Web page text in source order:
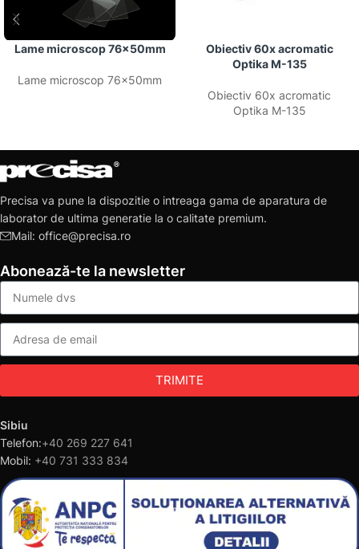
Lame microscop 76x50mm
Lame microscop 76x50mm
Obiectiv 60x acromatic
Optika M-135
Obiectiv 60x acromatic
Optika M-135
Precisa va pune la dispozitie o intreaga gama de aparatura de
laborator de ultima generatie la o calitate premium.
Mail: office@precisa.ro
Abonează-te la newsletter
TRIMITE
Sibiu
Telefon:+40 269 227 641
Mobil: +40 731 333 834